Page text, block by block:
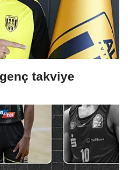
takviye